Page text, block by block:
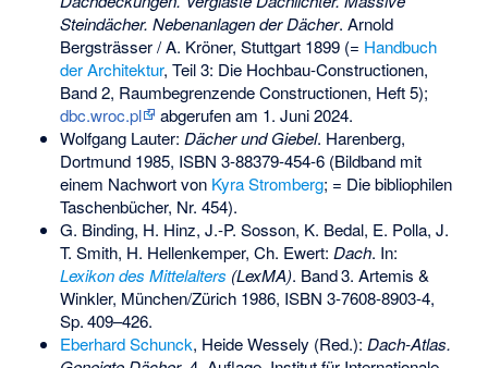
Steindächer. Nebenanlagen der Dächer. Arnold
Bergsträsser / A. Kröner, Stuttgart 1899 (= Handbuch
der Architektur, Teil 3: Die Hochbau-Constructionen,
Band 2, Raumbegrenzende Constructionen, Heft 5);
dbc.wroc.pl
abgerufen am 1. Juni 2024.
Wolfgang Lauter: Dächer und Giebel. Harenberg,
Dortmund 1985, ISBN 3-88379-454-6(Bildband mit
einem Nachwort von Kyra Stromberg; = Die bibliophilen
Taschenbücher, Nr. 454).
G. Binding, H. Hinz, J.-P. Sosson, K. Bedal, E. Polla, J.
T. Smith, H. Hellenkemper, Ch. Ewert: Dach. In:
Lexikon des Mittelalters (LexMA). Band3. Artemis &
Winkler, München/Zürich 1986, ISBN 3-7608-8903-4,
Sp.409–426.
Eberhard Schunck, Heide Wessely (Red.): Dach-Atlas.